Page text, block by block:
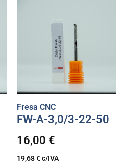
Fresa CNC
FW-A-3,0/3-22-50
16,00 €
19,68€c/IVA